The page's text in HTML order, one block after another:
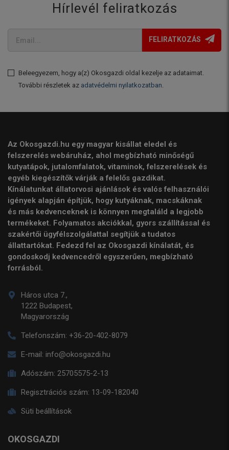
Hírlevél feliratkozás
FELIRATKOZÁS
Beleegyezem, hogy a(z) Okosgazdi oldal kezelje az adataimat.
További részletek az adatvédelmi nyilatkozatban.
Az Okosgazdi.hu egy magyar kisállat eledel és
felszerelés webáruház, ahol megbízható minőségű
kutyatápok, jutalomfalatok, vitaminok, felszerelések és
egyéb kiegészítők várják a felelős gazdikat.
Kínálatunkat állatorvosi ajánlások és valós felhasználói
igények alapján építjük, hogy kutyáknak, macskáknak
és más kedvenceknek is könnyen megtaláld a legjobb
termékeket. Folyamatos akciókkal, gyors szállítással és
szakértői ügyfélszolgálattal segítjük a tudatos
állattartókat. Fedezd fel az Okosgazdi kínálatát, és
gondoskodj kedvencedről egyszerűen, megbízható
forrásból.
Háros utca 7.,
1222 Budapest,
Magyarország
Telefonszám: +36-20-402-8079
E-mail: info@okosgazdi.hu
Adószám: 25705575-2-13
Regisztrációs szám: 13-09-182040
Süti beállítások
OKOSGAZDI